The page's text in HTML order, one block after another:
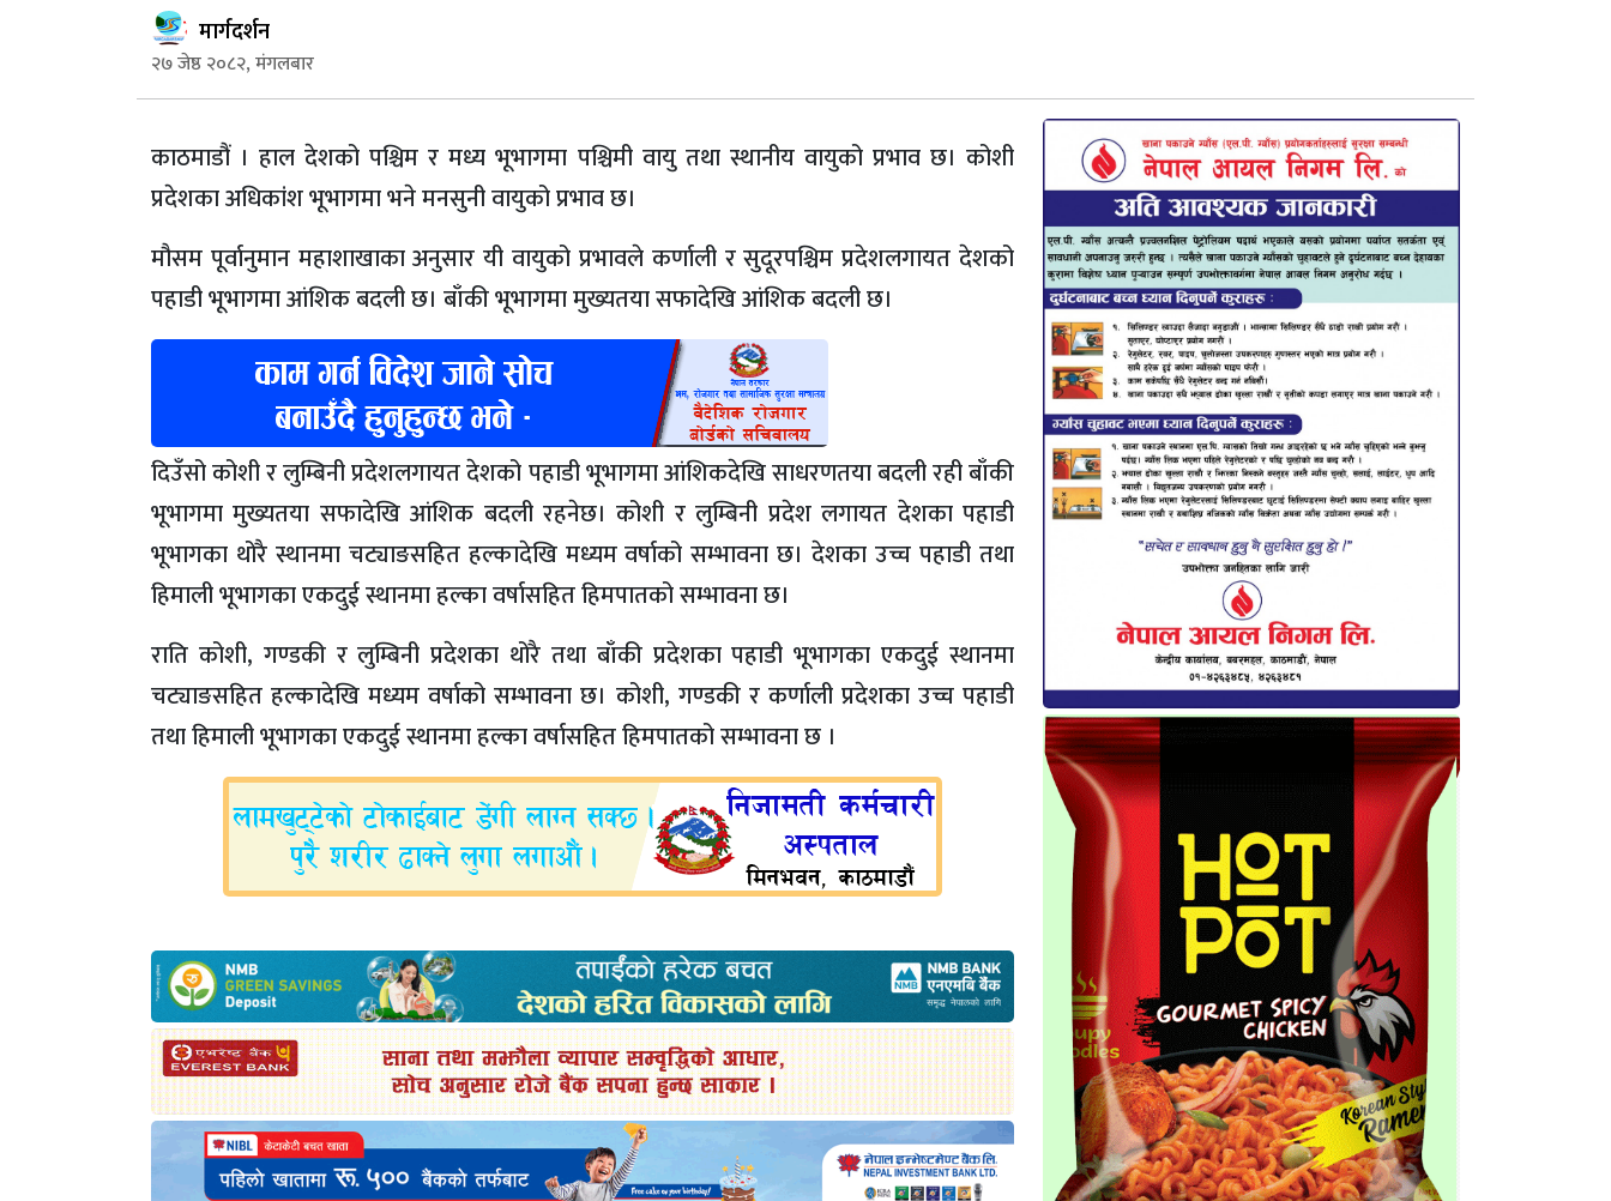
मार्गदर्शन
२७ जेष्ठ २०८२, मंगलबार
काठमाडौं । हाल देशको पश्चिम र मध्य भूभागमा पश्चिमी वायु तथा स्थानीय वायुको प्रभाव छ। कोशी
प्रदेशका अधिकांश भूभागमा भने मनसुनी वायुको प्रभाव छ।
मौसम पूर्वानुमान महाशाखाका अनुसार यी वायुको प्रभावले कर्णाली र सुदूरपश्चिम प्रदेशलगायत देशको
पहाडी भूभागमा आंशिक बदली छ। बाँकी भूभागमा मुख्यतया सफादेखि आंशिक बदली छ।
दिउँसो कोशी र लुम्बिनी प्रदेशलगायत देशको पहाडी भूभागमा आंशिकदेखि साधरणतया बदली रही बाँकी
भूभागमा मुख्यतया सफादेखि आंशिक बदली रहनेछ। कोशी र लुम्बिनी प्रदेश लगायत देशका पहाडी
भूभागका थोरै स्थानमा चट्याङसहित हल्कादेखि मध्यम वर्षाको सम्भावना छ। देशका उच्च पहाडी तथा
हिमाली भूभागका एकदुई स्थानमा हल्का वर्षासहित हिमपातको सम्भावना छ।
राति कोशी, गण्डकी र लुम्बिनी प्रदेशका थोरै तथा बाँकी प्रदेशका पहाडी भूभागका एकदुई स्थानमा
चट्याङसहित हल्कादेखि मध्यम वर्षाको सम्भावना छ। कोशी, गण्डकी र कर्णाली प्रदेशका उच्च पहाडी
तथा हिमाली भूभागका एकदुई स्थानमा हल्का वर्षासहित हिमपातको सम्भावना छ ।